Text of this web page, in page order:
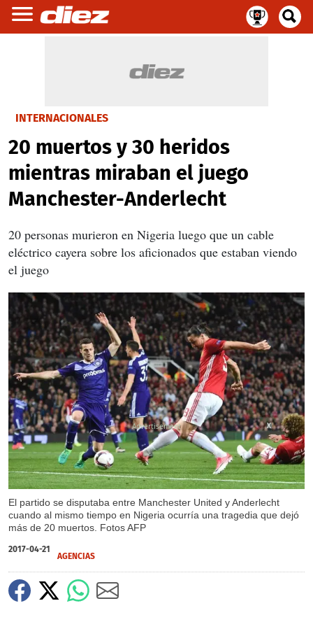
INTERNACIONALES
20 muertos y 30 heridos
mientras miraban el juego
Manchester-Anderlecht
20 personas murieron en Nigeria luego que un cable
eléctrico cayera sobre los aficionados que estaban viendo
el juego
El partido se disputaba entre Manchester United y Anderlecht
cuando al mismo tiempo en Nigeria ocurría una tragedia que dejó
más de 20 muertos. Fotos AFP
X
2017-04-21
AGENCIAS